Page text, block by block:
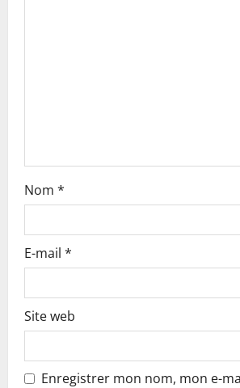
Nom *
E-mail *
Site web
Enregistrer mon nom, mon e-